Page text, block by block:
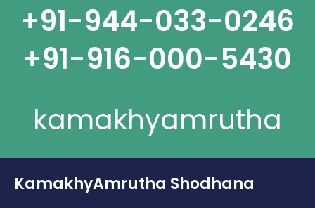
+91-944-033-0246
+91-916-000-5430
kamakhyamrutha
KamakhyAmrutha Shodhana